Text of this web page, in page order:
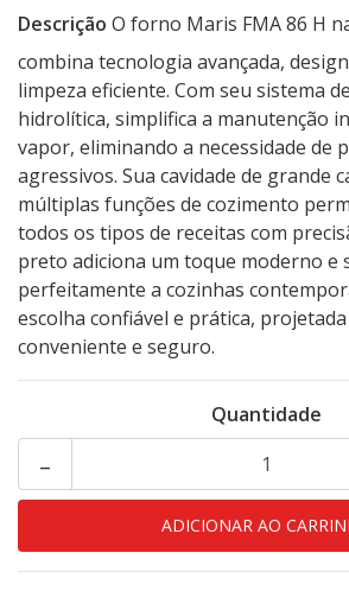
Descrição O forno Maris FMA 86 H
combina tecnologia avançada,
limpeza eficiente. Com seu sistema
hidrolítica, simplifica a manutenção
vapor, eliminando a necessidade de
agressivos. Sua cavidade de grande
múltiplas funções de cozimento
todos os tipos de receitas com
preto adiciona um toque moderno e
perfeitamente a cozinhas
escolha confiável e prática,
conveniente e seguro.
Quantidade
-